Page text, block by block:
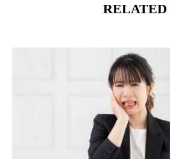
RELATED